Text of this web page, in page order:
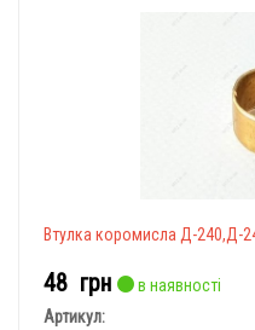
Втулка коромисла Д-240,Д-
48 грн
в наявності
Артикул: